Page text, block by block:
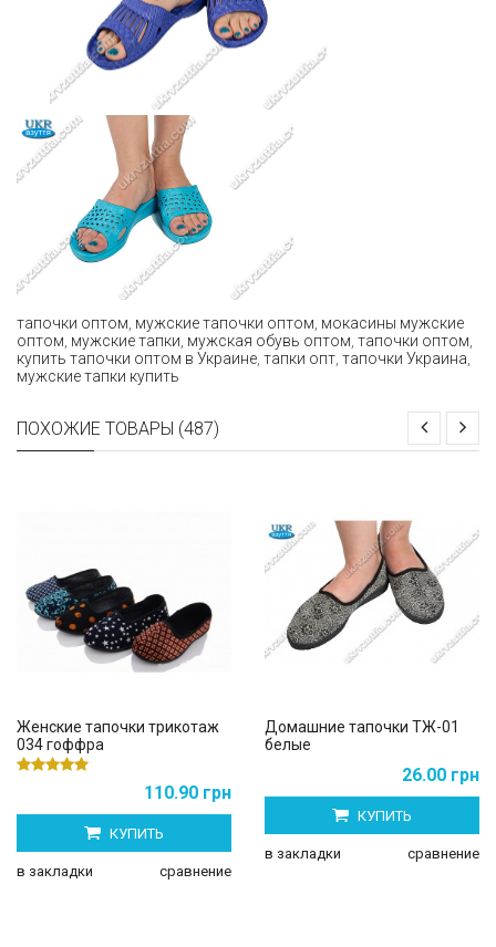
тапочки оптом мужские тапочки оптом мокасины мужские
оптом мужские тапки мужская обувь оптом тапочки оптом
купить тапочки оптом в Украине тапки опт тапочки Украина
мужские тапки купить
ПОХОЖИЕ ТОВАРЫ (487)
Женские тапочки трикотаж
034 гоффра
110.90 грн
КУПИТЬ
в закладки сравнение
Домашние тапочки ТЖ-01
белые
26.00 грн
КУПИТЬ
в закладки сравнение